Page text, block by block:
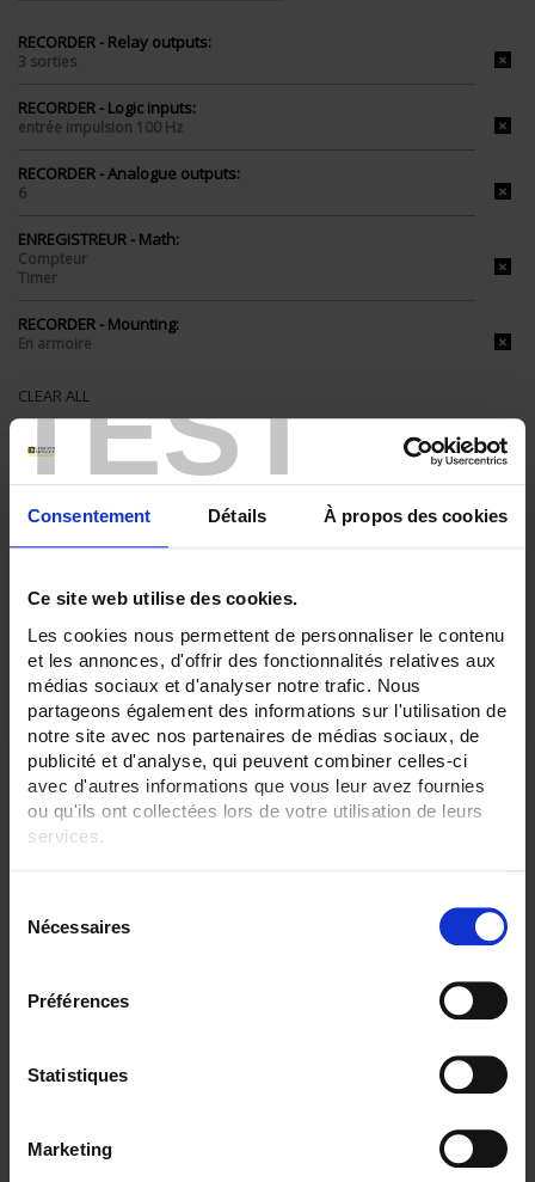
TEST
Consentement Détails À propos des cookies
Ce site web utilise des cookies.
Les cookies nous permettent de personnaliser le contenu
et les annonces, d'offrir des fonctionnalités relatives aux
médias sociaux et d'analyser notre trafic. Nous
partageons également des informations sur l'utilisation de
notre site avec nos partenaires de médias sociaux, de
publicité et d'analyse, qui peuvent combiner celles-ci
avec d'autres informations que vous leur avez fournies
ou qu'ils ont collectées lors de votre utilisation de leurs
services.
Nécessaires
Préférences
Statistiques
Marketing
RECORDER - Relay outputs:
3 sorties
RECORDER - Logic inputs:
entrée impulsion 100 Hz
RECORDER - Analogue outputs:
6
ENREGISTREUR - Math:
Compteur
Timer
RECORDER - Mounting:
En armoire
CLEAR ALL
Shop By
Sort By Set Descending Direction
3 item(s) Show
- 3 and 6 channels, 24 external channels - 4.3" TFT screen